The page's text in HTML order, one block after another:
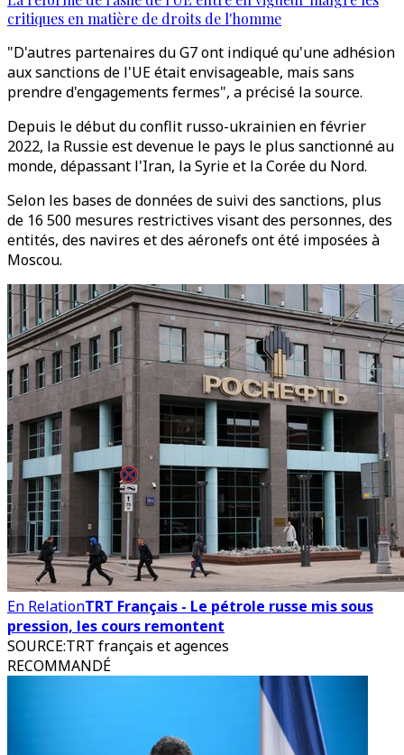
critiques en matière de droits de l'homme
"D'autres partenaires du G7 ont indiqué qu'une adhésion
aux sanctions de l'UE était envisageable, mais sans
prendre d'engagements fermes", a précisé la source.
Depuis le début du conflit russo-ukrainien en février
2022, la Russie est devenue le pays le plus sanctionné au
monde, dépassant l'Iran, la Syrie et la Corée du Nord.
Selon les bases de données de suivi des sanctions, plus
de 16 500 mesures restrictives visant des personnes, des
entités, des navires et des aéronefs ont été imposées à
Moscou.
En RelationTRT Français - Le pétrole russe mis sous
pression, les cours remontent
SOURCE:TRT français et agences
RECOMMANDÉ